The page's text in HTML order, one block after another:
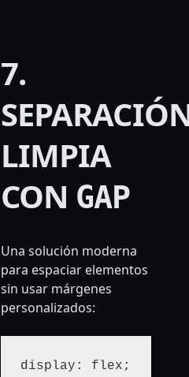
7.
LIMPIA
CON GAP
Una solución moderna
para espaciar elementos
sin usar márgenes
personalizados:
display: flex;